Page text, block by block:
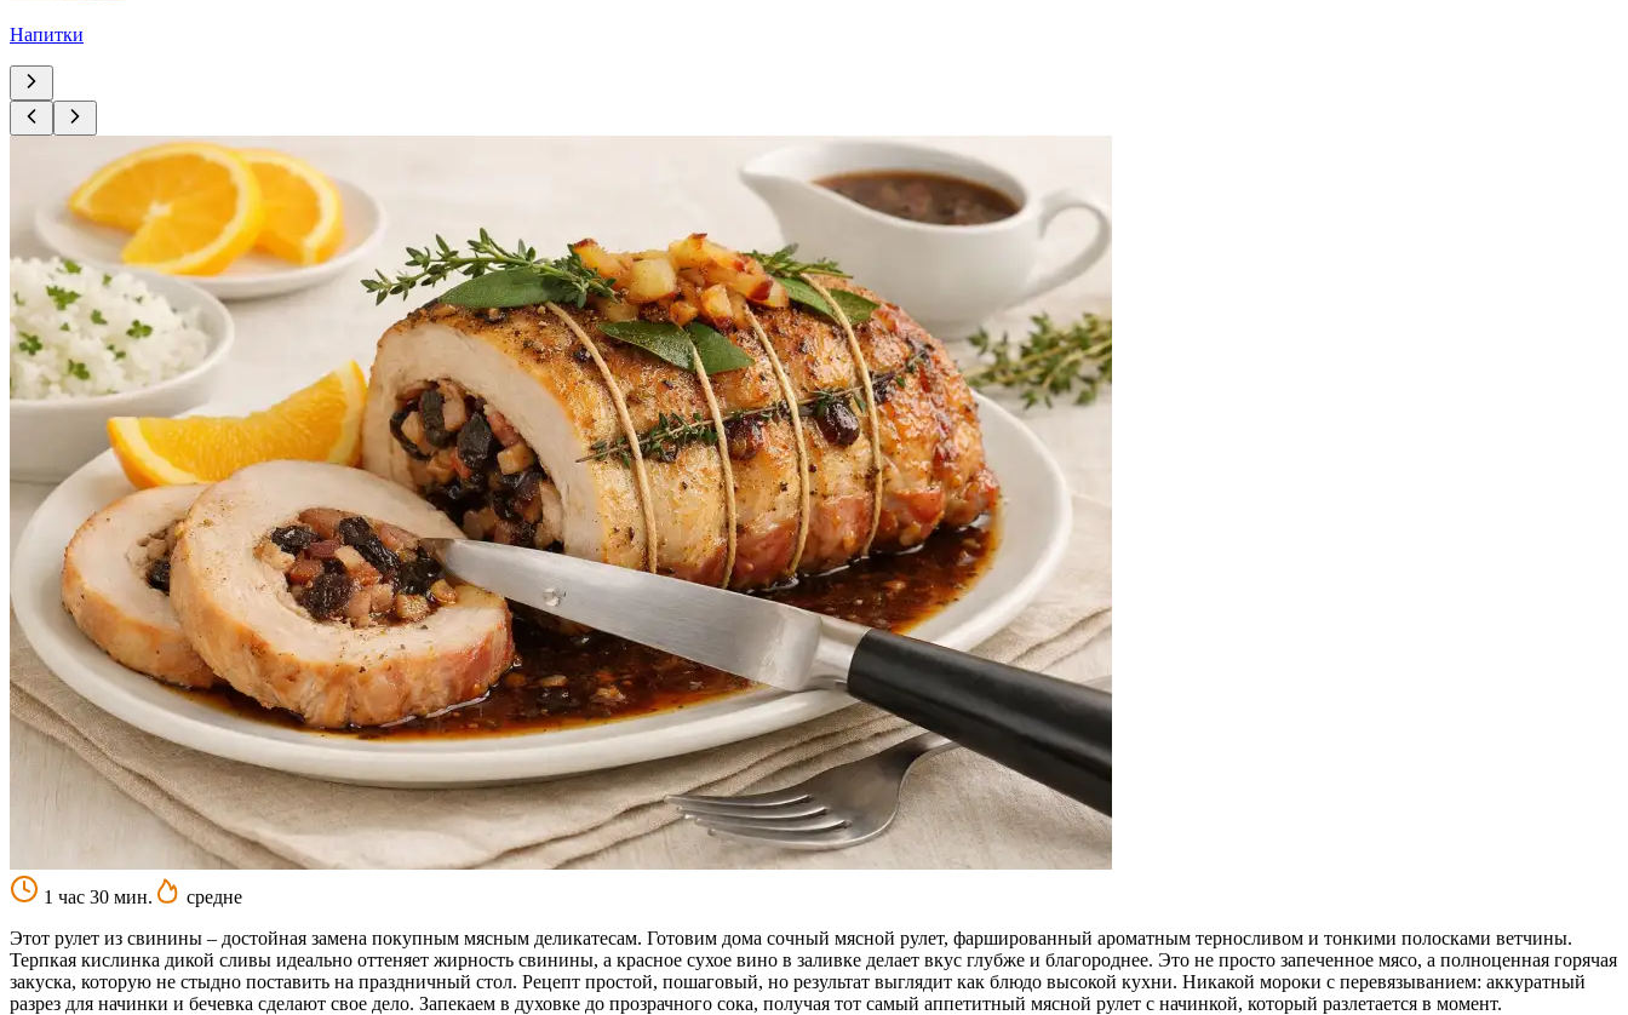
Напитки
1 час 30 мин.
средне
Этот рулет из свинины – достойная замена покупным мясным деликатесам. Готовим дома сочный мясной рулет, фаршированный ароматным терносливом и тонкими полосками ветчины.
Терпкая кислинка дикой сливы идеально оттеняет жирность свинины, а красное сухое вино в заливке делает вкус глубже и благороднее. Это не просто запеченное мясо, а полноценная горячая
закуска, которую не стыдно поставить на праздничный стол. Рецепт простой, пошаговый, но результат выглядит как блюдо высокой кухни. Никакой мороки с перевязыванием: аккуратный
разрез для начинки и бечевка сделают свое дело. Запекаем в духовке до прозрачного сока, получая тот самый аппетитный мясной рулет с начинкой, который разлетается в момент.